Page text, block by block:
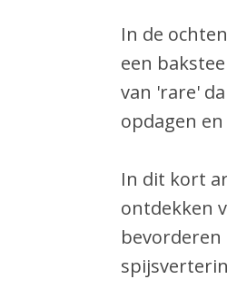
In de
een
van 'rare'
opdagen
In dit kort
ontdekken